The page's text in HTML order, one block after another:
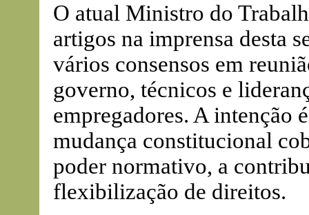
O atual Ministro do
artigos na imprensa desta
vários consensos em
governo, técnicos e
empregadores. A intenção
mudança constitucional
poder normativo, a
flexibilização de direitos.